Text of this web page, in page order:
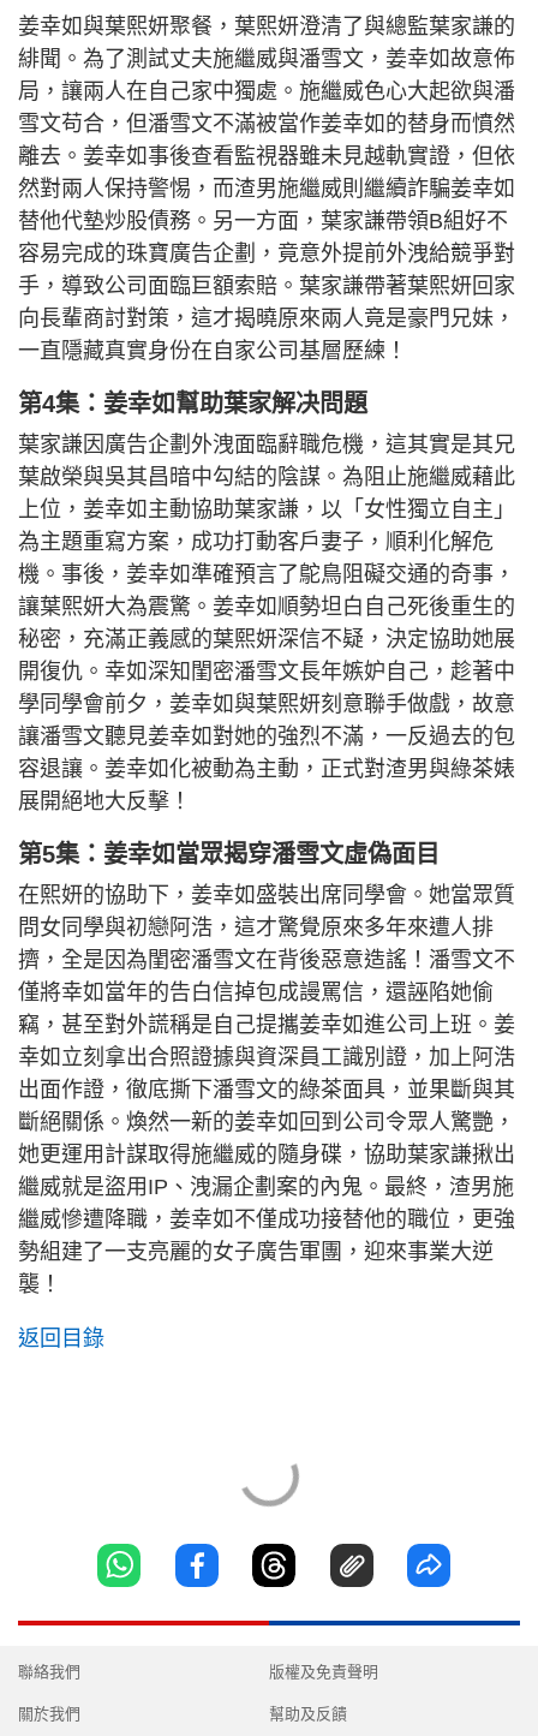
姜幸如與葉熙妍聚餐，葉熙妍澄清了與總監葉家謙的
緋聞。為了測試丈夫施繼威與潘雪文，姜幸如故意佈
局，讓兩人在自己家中獨處。施繼威色心大起欲與潘
雪文苟合，但潘雪文不滿被當作姜幸如的替身而憤然
離去。姜幸如事後查看監視器雖未見越軌實證，但依
然對兩人保持警惕，而渣男施繼威則繼續詐騙姜幸如
替他代墊炒股債務。另一方面，葉家謙帶領B組好不
容易完成的珠寶廣告企劃，竟意外提前外洩給競爭對
手，導致公司面臨巨額索賠。葉家謙帶著葉熙妍回家
向長輩商討對策，這才揭曉原來兩人竟是豪門兄妹，
一直隱藏真實身份在自家公司基層歷練！
第4集：姜幸如幫助葉家解决問題
葉家謙因廣告企劃外洩面臨辭職危機，這其實是其兄
葉啟榮與吳其昌暗中勾結的陰謀。為阻止施繼威藉此
上位，姜幸如主動協助葉家謙，以「女性獨立自主」
為主題重寫方案，成功打動客戶妻子，順利化解危
機。事後，姜幸如準確預言了鴕鳥阻礙交通的奇事，
讓葉熙妍大為震驚。姜幸如順勢坦白自己死後重生的
秘密，充滿正義感的葉熙妍深信不疑，決定協助她展
開復仇。幸如深知閨密潘雪文長年嫉妒自己，趁著中
學同學會前夕，姜幸如與葉熙妍刻意聯手做戲，故意
讓潘雪文聽見姜幸如對她的強烈不滿，一反過去的包
容退讓。姜幸如化被動為主動，正式對渣男與綠茶婊
展開絕地大反擊！
第5集：姜幸如當眾揭穿潘雪文虛偽面目
在熙妍的協助下，姜幸如盛裝出席同學會。她當眾質
問女同學與初戀阿浩，這才驚覺原來多年來遭人排
擠，全是因為閨密潘雪文在背後惡意造謠！潘雪文不
僅將幸如當年的告白信掉包成謾罵信，還誣陷她偷
竊，甚至對外謊稱是自己提攜姜幸如進公司上班。姜
幸如立刻拿出合照證據與資深員工識別證，加上阿浩
出面作證，徹底撕下潘雪文的綠茶面具，並果斷與其
斷絕關係。煥然一新的姜幸如回到公司令眾人驚艷，
她更運用計謀取得施繼威的隨身碟，協助葉家謙揪出
繼威就是盜用IP、洩漏企劃案的內鬼。最終，渣男施
繼威慘遭降職，姜幸如不僅成功接替他的職位，更強
勢組建了一支亮麗的女子廣告軍團，迎來事業大逆
襲！
返回目錄
聯絡我們
關於我們
版權及免責聲明
幫助及反饋